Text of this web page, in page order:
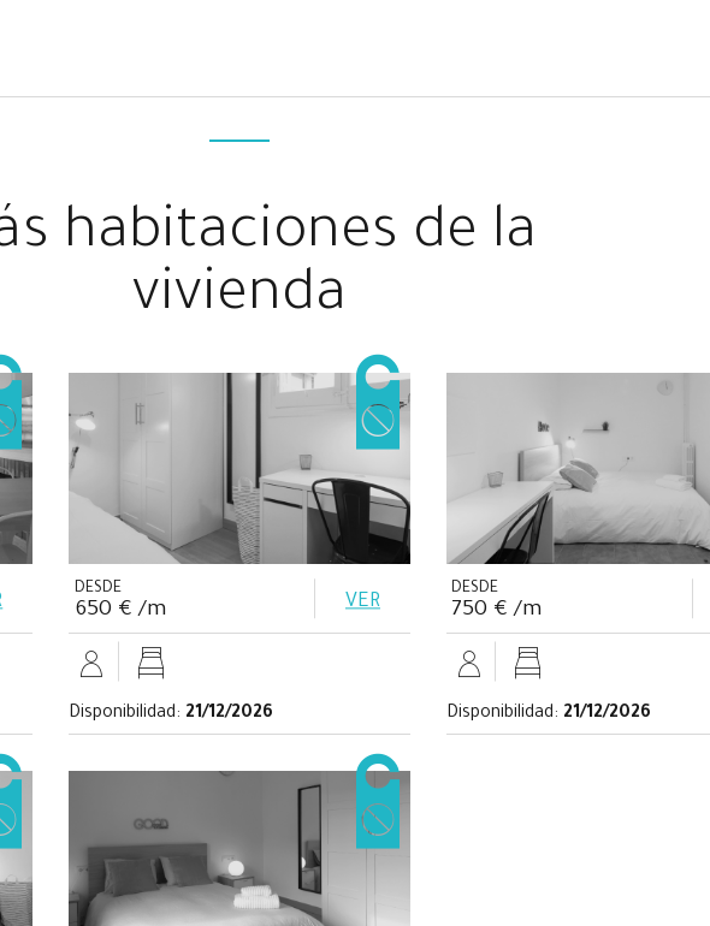
habitaciones de la
vivienda
DESDE
650 € /m VER
Disponibilidad: 21/12/2026
DESDE
750 € /m
Disponibilidad: 21/12/2026